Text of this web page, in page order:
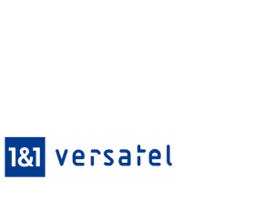
„Mit manchem Dienstleister macht es
einfach Spaß zusammenzuarbeiten.
SYNO ist einer davon....